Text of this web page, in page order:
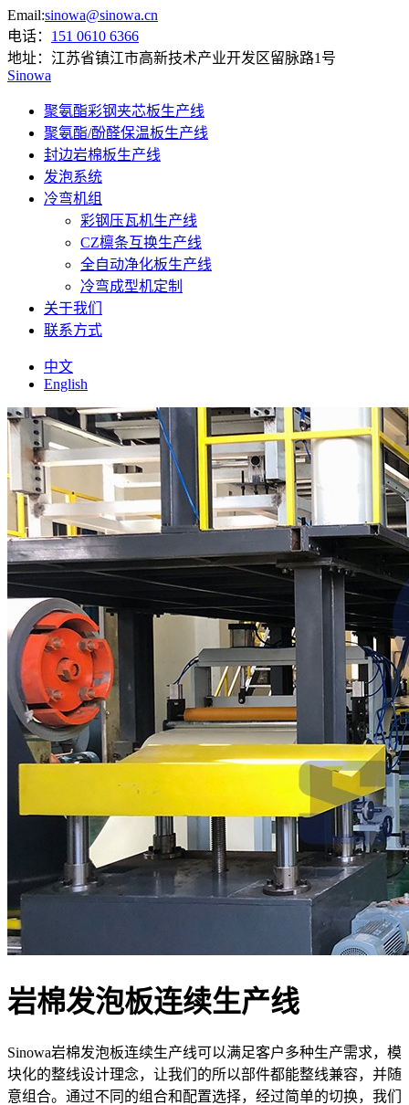
Email:sinowa@sinowa.cn
电话： 151 0610 6366
地址： 江苏省镇江市高新技术产业开发区留脉路1号
Sinowa
聚氨酯彩钢夹芯板生产线
聚氨酯/酚醛保温板生产线
封边岩棉板生产线
发泡系统
冷弯机组
彩钢压瓦机生产线
CZ檩条互换生产线
全自动净化板生产线
冷弯成型机定制
关于我们
联系方式
中文
English
岩棉发泡板连续生产线
Sinowa岩棉发泡板连续生产线可以满足客户多种生产需求，模
块化的整线设计理念，让我们的所以部件都能整线兼容，并随
意组合。通过不同的组合和配置选择，经过简单的切换，我们